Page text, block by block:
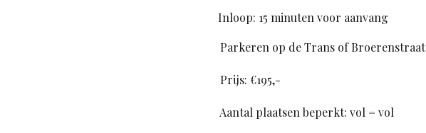
Inloop: 15 minuten voor aanvang
Parkeren op de Trans of Broerenstraat
Prijs: €195,-
Aantal plaatsen beperkt: vol = vol